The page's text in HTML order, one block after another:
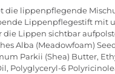
lippenpflegende
Lippenpflegestift mit
Lippen sichtbar
Alba (Meadowfoam)
Parkii (Shea) Butter,
Polyglyceryl-6